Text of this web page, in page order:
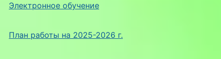
Электронное обучение
План работы на 2025-2026 г.